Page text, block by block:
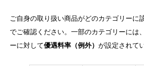
ご自身の取り扱い商品がどのカテゴリーに
でご確認ください。一部のカテゴリーには
ーに対して優遇料率（例外） が設定されて